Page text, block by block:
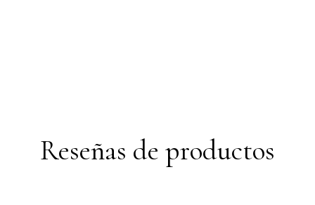
Reseñas de productos